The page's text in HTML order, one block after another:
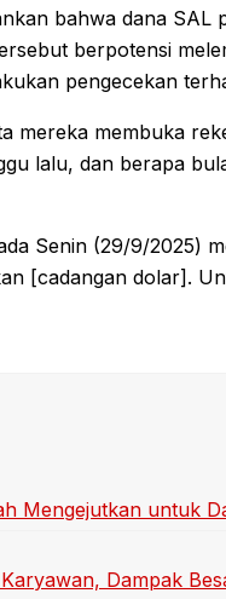
bahwa dana SAL
berpotensi
pengecekan
mereka membuka
lalu, dan berapa
Senin (29/9/2025)
[cadangan dolar].
Mengejutkan untuk
Dampak